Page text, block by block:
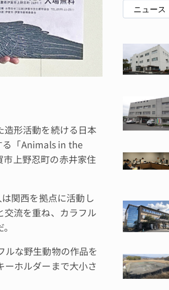
形活動を続ける日本
る「Animals in the
上野忍町の赤井家住
関西を拠点に活動し
流を重ね、カラフル
な野生動物の作品を
ホルダーまで大小さ